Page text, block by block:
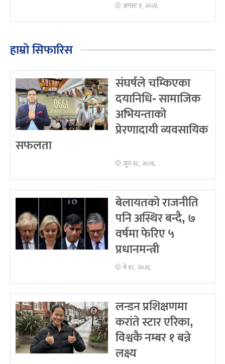
अगस्ट १, २०२६
हाम्रो सिफारिस
संघर्षले चम्किएका
दयानिधि- सामाजिक
अभियन्ताको
प्रेरणादायी व्यवसायिक
सफलता
जुन २८, २०२६
बेलायतको राजनीति
पनि अस्थिर बन्दै, ७
वर्षमा फेरिए ५
प्रधानमन्त्री
मे १८, २०२६
लन्डन प्रशिक्षणमा
करांते स्टार एरिका,
विश्वकै नम्बर १ बन्ने
लक्ष्य